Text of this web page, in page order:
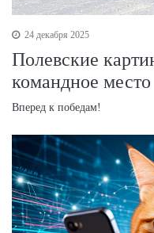
24 декабря 2025
Полевские
командное место
Вперед к победам!